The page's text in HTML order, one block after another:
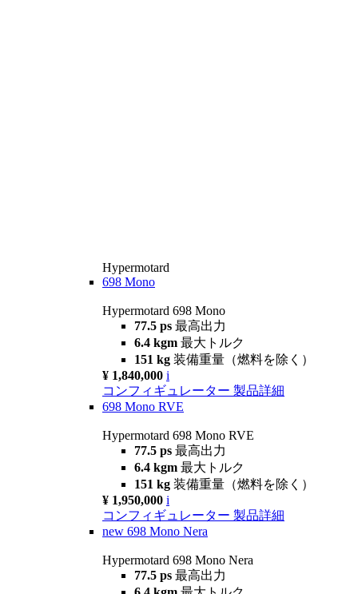
Hypermotard
698 Mono
Hypermotard 698 Mono
77.5 ps 最高出力
6.4 kgm 最大トルク
151 kg 装備重量（燃料を除く）
¥ 1,840,000 i
コンフィギュレーター 製品詳細
698 Mono RVE
Hypermotard 698 Mono RVE
77.5 ps 最高出力
6.4 kgm 最大トルク
151 kg 装備重量（燃料を除く）
¥ 1,950,000 i
コンフィギュレーター 製品詳細
new 698 Mono Nera
Hypermotard 698 Mono Nera
77.5 ps 最高出力